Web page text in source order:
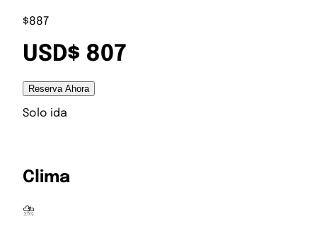
$887
USD$ 807
Reserva Ahora
Solo ida
Clima
⛈️